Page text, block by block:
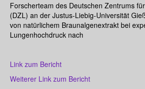
Forscherteam des Deutschen Zentrums
(DZL) an der Justus-Liebig-Universität
von natürlichem Braunalgenextrakt bei
Lungenhochdruck nach
Link zum Bericht
Weiterer Link zum Bericht